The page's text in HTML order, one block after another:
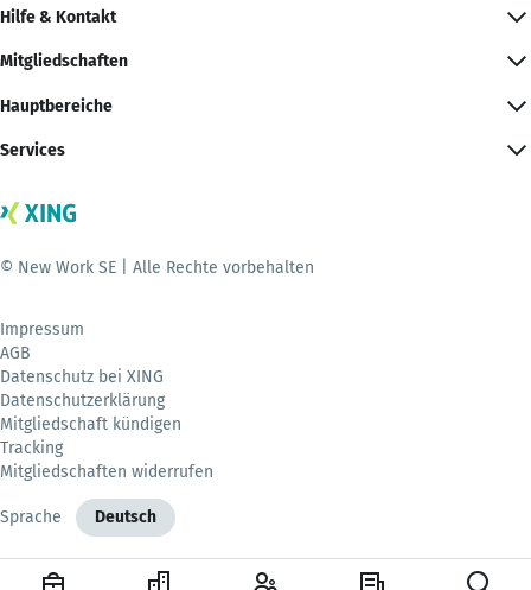
Hilfe & Kontakt
Mitgliedschaften
Hauptbereiche
Services
© New Work SE | Alle Rechte vorbehalten
Impressum
AGB
Datenschutz bei XING
Datenschutzerklärung
Mitgliedschaft kündigen
Tracking
Mitgliedschaften widerrufen
Sprache Deutsch